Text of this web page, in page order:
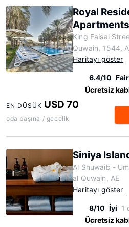
Royal
Apartments
King Faisal
Quwain, 1544,
Haritayı göster
6.4/10 Fair
Ücretsiz
EN DÜŞÜK USD 70
oda başına / gecelik
Siniya
Al Shuwaib -
al Quwain, AE
Haritayı göster
8/10 İyi 1
Ücretsiz